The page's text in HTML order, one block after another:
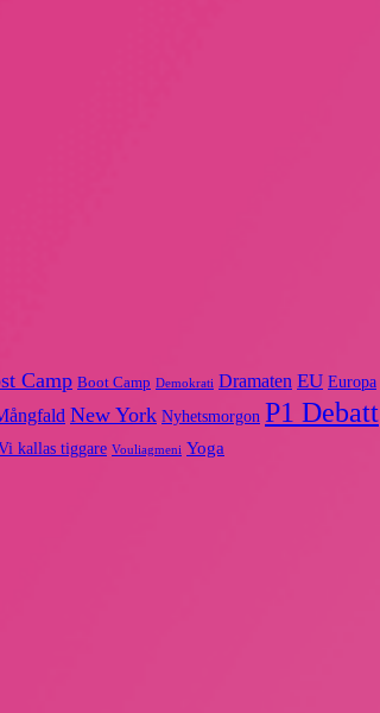
Camp Boot Camp Demokrati Dramaten EU Europa
New York Nyhetsmorgon P1 Debatt
kallas tiggare Vouliagmeni Yoga